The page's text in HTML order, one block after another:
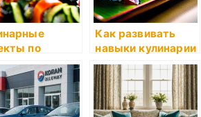
по
Как развивать
навыки кулинарии
в будущем?